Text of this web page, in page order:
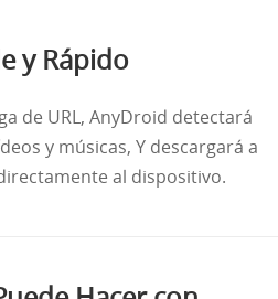
y Rápido
de URL, AnyDroid detectará
y músicas, Y descargará a
al dispositivo.